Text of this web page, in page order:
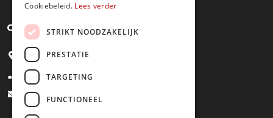
Contacteer ons
Bredestraat 4, 9041 Oostakker
+32 9 251 09 27
info@juweliermoens.be
Cookiebeleid. Lees verder
STRIKT NOODZAKELIJK
PRESTATIE
TARGETING
FUNCTIONEEL